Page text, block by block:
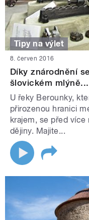
Tipy na výlet
8. červen 2016
Díky znárodnění
šlovickém mlýně...
U řeky Berounky,
přirozenou hranici
krajem, se před
dějiny. Majite...